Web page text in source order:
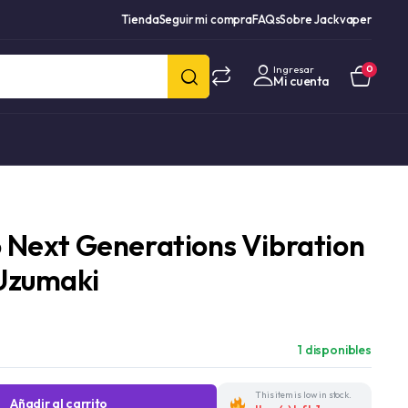
TiendaSeguir mi compraFAQsSobre Jackvaper
Ingresar
Mi cuenta
0
Generations Vibration
1 disponibles
Añadir al carrito This item is low in stock.